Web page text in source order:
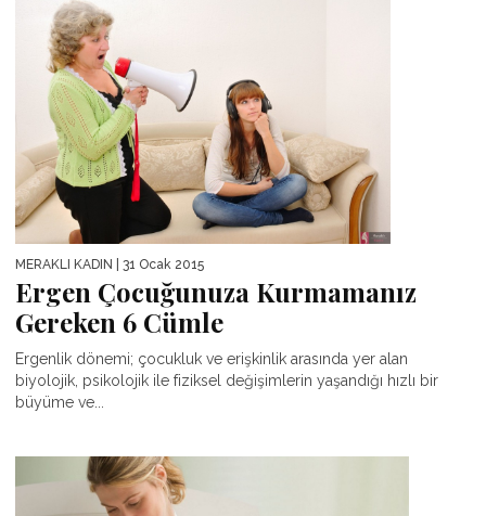
MERAKLI KADIN | 31 Ocak 2015
Ergen Çocuğunuza Kurmamanız
Gereken 6 Cümle
Ergenlik dönemi; çocukluk ve erişkinlik arasında yer alan
biyolojik, psikolojik ile fiziksel değişimlerin yaşandığı hızlı bir
büyüme ve...